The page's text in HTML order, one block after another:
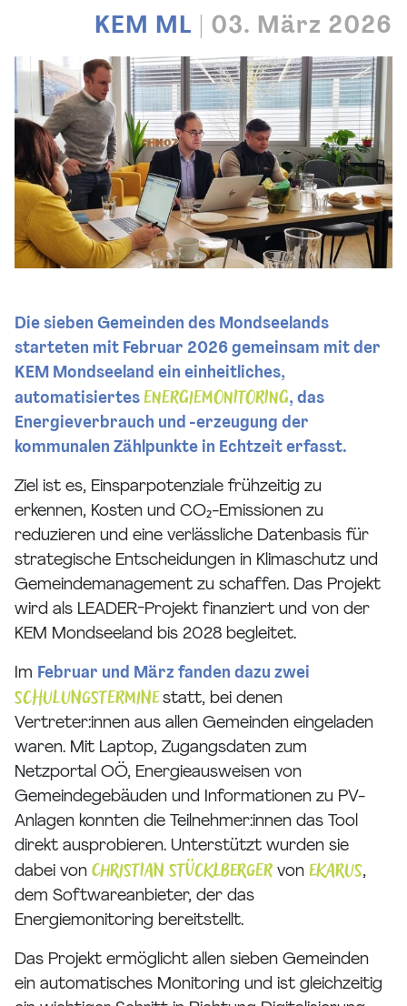
KEM ML 03. März 2026
Die sieben Gemeinden des Mondseelands
starteten mit Februar 2026 gemeinsam mit der
KEM Mondseeland ein einheitliches,
automatisiertes Energiemonitoring, das
Energieverbrauch und -erzeugung der
kommunalen Zählpunkte in Echtzeit erfasst.
Ziel ist es, Einsparpotenziale frühzeitig zu
erkennen, Kosten und CO₂-Emissionen zu
reduzieren und eine verlässliche Datenbasis für
strategische Entscheidungen in Klimaschutz und
Gemeindemanagement zu schaffen. Das Projekt
wird als LEADER-Projekt finanziert und von der
KEM Mondseeland bis 2028 begleitet.
Im Februar und März fanden dazu zwei
Schulungstermine statt, bei denen
Vertreter:innen aus allen Gemeinden eingeladen
waren. Mit Laptop, Zugangsdaten zum
Netzportal OÖ, Energieausweisen von
Gemeindegebäuden und Informationen zu PV-
Anlagen konnten die Teilnehmer:innen das Tool
direkt ausprobieren. Unterstützt wurden sie
dabei von Christian Stücklberger von ekarus,
dem Softwareanbieter, der das
Energiemonitoring bereitstellt.
Das Projekt ermöglicht allen sieben Gemeinden
ein automatisches Monitoring und ist gleichzeitig